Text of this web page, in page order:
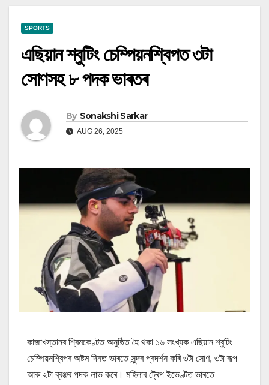
SPORTS
এছিয়ান শ্বুটিং চেম্পিয়নশ্বিপত ৩টা
সোণসহ ৮ পদক ভাৰতৰ
By Sonakshi Sarkar
AUG 26, 2025
কাজাখস্তানৰ শ্বিমকেণ্টত অনুষ্ঠিত হৈ থকা ১৬ সংখ্যক এছিয়ান শ্বুটিং
চেম্পিয়নশ্বিপৰ অষ্টম দিনত ভাৰতে সুন্দৰ প্ৰদৰ্শন কৰি ৩টা সোণ, ৩টা ৰূপ
আৰু ২টা ব্ৰঞ্জৰ পদক লাভ কৰে। মহিলাৰ ট্ৰেপ ইভেণ্টত ভাৰতে